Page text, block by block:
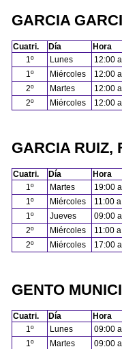
GARCIA
Cuatri. Día
Hora
1º
Lunes
12:00
1º
Miércoles
12:00
2º
Martes
12:00
2º
Miércoles 12:00
GARCIA RUIZ,
Cuatri. Día
Hora
1º
Martes
19:00
1º
Miércoles
11:00
1º
Jueves
09:00
2º
Miércoles
11:00
2º
Miércoles 17:00
GENTO
Cuatri. Día
Hora
1º
Lunes
09:00
1º
Martes
09:00